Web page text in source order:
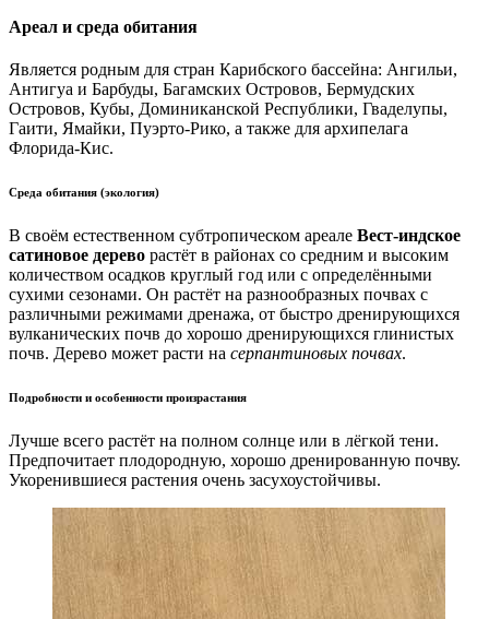
Ареал и среда обитания
Является родным для стран Карибского бассейна: Ангильи,
Антигуа и Барбуды, Багамских Островов, Бермудских
Островов, Кубы, Доминиканской Республики, Гваделупы,
Гаити, Ямайки, Пуэрто-Рико, а также для архипелага
Флорида-Кис.
Среда обитания (экология)
В своём естественном субтропическом ареале Вест-индское
сатиновое дерево растёт в районах со средним и высоким
количеством осадков круглый год или с определёнными
сухими сезонами. Он растёт на разнообразных почвах с
различными режимами дренажа, от быстро дренирующихся
вулканических почв до хорошо дренирующихся глинистых
почв. Дерево может расти на серпантиновых почвах.
Подробности и особенности произрастания
Лучше всего растёт на полном солнце или в лёгкой тени.
Предпочитает плодородную, хорошо дренированную почву.
Укоренившиеся растения очень засухоустойчивы.